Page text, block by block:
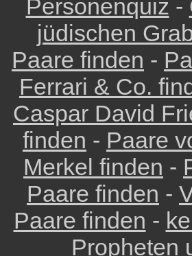
Personenquiz -
jüdischen
Paare finden -
Ferrari & Co.
Caspar David
finden - Paare
Merkel finden -
Paare finden -
Paare finden -
Propheten